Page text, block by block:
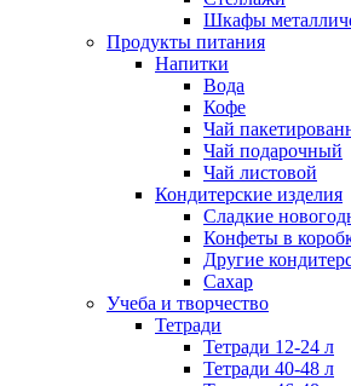
Шкафы
Продукты питания
Напитки
Вода
Кофе
Чай
Чай подарочный
Чай листовой
Кондитерские изделия
Сладкие
Конфеты в
Другие
Сахар
Учеба и творчество
Тетради
Тетради 12-24 л
Тетради 40-48 л